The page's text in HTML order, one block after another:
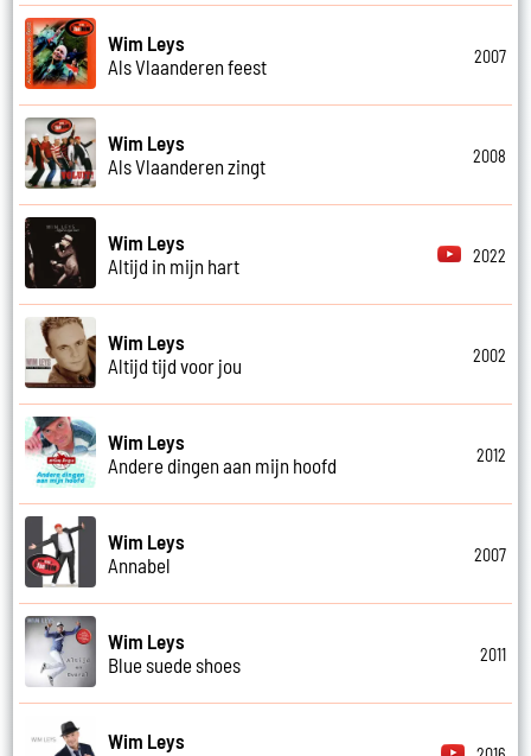
Wim Leys
Als Vlaanderen feest
2007
Wim Leys
Als Vlaanderen zingt
2008
Wim Leys
Altijd in mijn hart
2022
Wim Leys
Altijd tijd voor jou
2002
Wim Leys
Andere dingen aan mijn hoofd
2012
Wim Leys
Annabel
2007
Wim Leys
Blue suede shoes
2011
Wim Leys